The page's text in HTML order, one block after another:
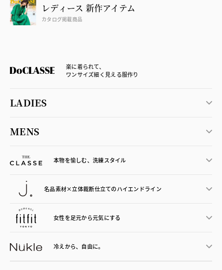
レディース 新作アイテム
カタログ掲載商品
楽に着られて、
ワンサイズ細く見える服作り
LADIES
MENS
本物を愉しむ、洗練スタイル
名品素材×立体裁断仕立てのハイエンドライン
女性を足元から元気にする
冷えから、 自由に。